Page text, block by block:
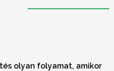
olyan folyamat, amikor